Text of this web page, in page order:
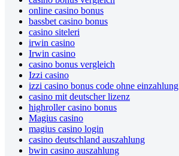
online casino bonus
bassbet casino bonus
casino siteleri
irwin casino
Irwin casino
casino bonus vergleich
Izzi casino
izzi casino bonus code ohne einzahlung
casino mit deutscher lizenz
highroller casino bonus
Magius casino
magius casino login
casino deutschland auszahlung
bwin casino auszahlung